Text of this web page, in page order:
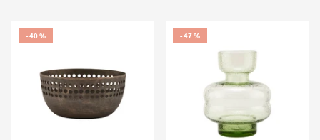
- 40 % - 47 %